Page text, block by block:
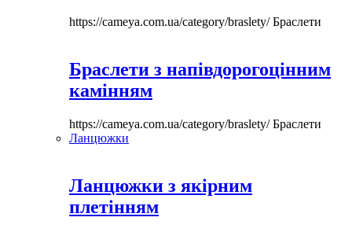
https://cameya.com.ua/category/braslety/Браслети
Браслети з напівдорогоцінним
камінням
https://cameya.com.ua/category/braslety/Браслети
Ланцюжки
Ланцюжки з якірним
плетінням